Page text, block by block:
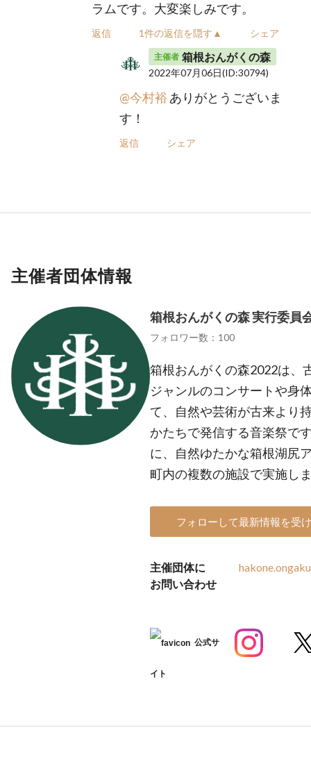
ラムです。大変楽しみです。
返信 1件の返信を隠す▲ シェア
主催者 箱根おんがくの森
2022年07月06日(ID:30794)
@今村裕 ありがとうございま
す！
返信 シェア
主催者団体情報
箱根おんがくの森 実行委員
フォロワー数：100
箱根おんがくの森2022は、
ジャンルのコンサートや身
て、自然や芸術が古来より
かたちで発信する音楽祭で
に、自然ゆたかな箱根湖尻
町内の複数の施設で実施し
フォローして最新情報を受
主催団体に
お問い合わせ
公式サ
イト